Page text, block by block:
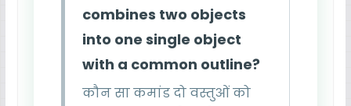
combines two objects
into one single object
with a common outline?
कौन सा कमांड दो वस्तुओं को